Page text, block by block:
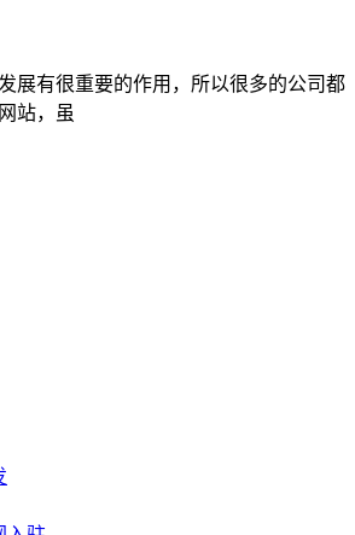
展有很重要的作用，所以很多的公司都
站，虽